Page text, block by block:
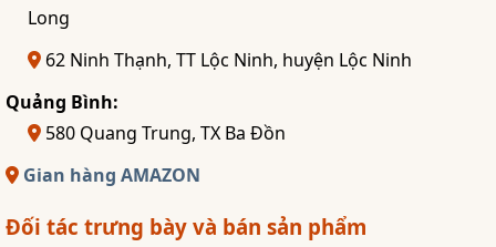
Long
62 Ninh Thạnh, TT Lộc Ninh, huyện Lộc Ninh
Quảng Bình:
580 Quang Trung, TX Ba Đồn
Gian hàng AMAZON
Đối tác trưng bày và bán sản phẩm